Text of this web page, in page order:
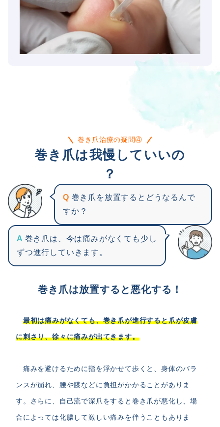
巻き爪治療の疑問④
巻き爪は我慢していいの
？
Q 巻き爪を放置するとどうなるんで
すか？
A 巻き爪は、今は痛みがなくても少し
ずつ進行していきます。
巻き爪は放置すると悪化する！
最初は痛みがなくても、巻き爪が進行すると爪が皮膚
に刺さり、徐々に痛みが出てきます。
痛みを避けるために指を浮かせて歩くと、身体のバラ
ンスが崩れ、腰や膝などに負担がかかることがありま
す。さらに、自己流で深爪をすると巻き爪が悪化し、場
合によっては化膿して激しい痛みを伴うこともありま